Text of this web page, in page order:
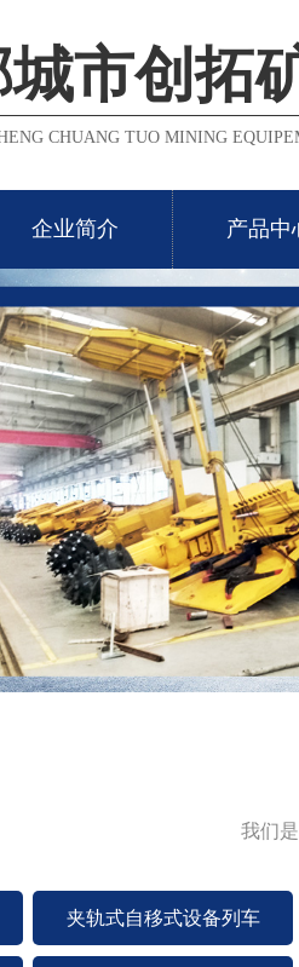
市创拓
CHUANG TUO MINING
企业简介 产品中
我们
夹轨式自移式设备列车